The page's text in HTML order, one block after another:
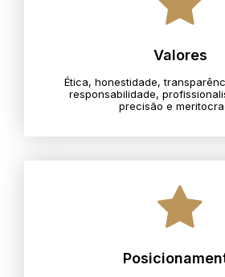
Valores
Ética, honestidade,
responsabilidade,
precisão e